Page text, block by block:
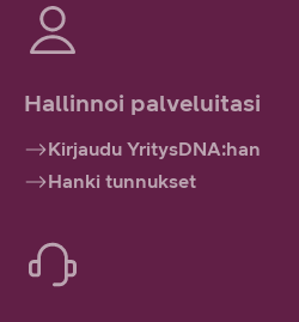
Hallinnoi palveluitasi
Kirjaudu YritysDNA:han
Hanki tunnukset